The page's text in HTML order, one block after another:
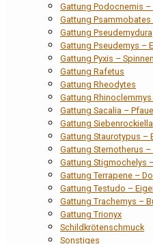
Gattung Podocnemis
Gattung
Gattung Pseudemydura
Gattung Pseudemys –
Gattung Pyxis –
Gattung Rafetus
Gattung Rheodytes
Gattung
Gattung Sacalia –
Gattung Siebenrockiella
Gattung Staurotypus –
Gattung Sternotherus
Gattung Stigmochelys
Gattung Terrapene –
Gattung Testudo –
Gattung Trachemys –
Gattung Trionyx
Schildkrötenschmuck
Sonstiges